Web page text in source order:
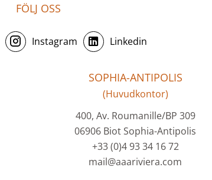
FÖLJ OSS
Instagram Linkedin
SOPHIA-ANTIPOLIS
(Huvudkontor)
400, Av. Roumanille/BP 309
06906 Biot Sophia-Antipolis
+33 (0)4 93 34 16 72
mail@aaariviera.com